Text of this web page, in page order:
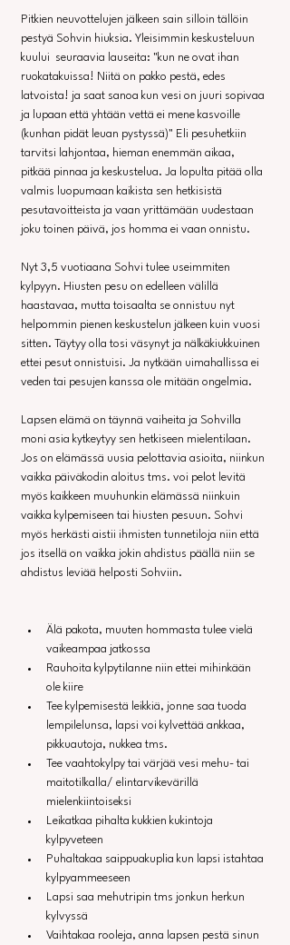
Pitkien neuvottelujen jälkeen sain silloin tällöin
pestyä Sohvin hiuksia. Yleisimmin keskusteluun
kuului  seuraavia lauseita: "kun ne ovat ihan
ruokatakuissa! Niitä on pakko pestä, edes
latvoista! ja saat sanoa kun vesi on juuri sopivaa
ja lupaan että yhtään vettä ei mene kasvoille
(kunhan pidät leuan pystyssä)" Eli pesuhetkiin
tarvitsi lahjontaa, hieman enemmän aikaa,
pitkää pinnaa ja keskustelua. Ja lopulta pitää olla
valmis luopumaan kaikista sen hetkisistä
pesutavoitteista ja vaan yrittämään uudestaan
joku toinen päivä, jos homma ei vaan onnistu.
Nyt 3,5 vuotiaana Sohvi tulee useimmiten
kylpyyn. Hiusten pesu on edelleen välillä
haastavaa, mutta toisaalta se onnistuu nyt
helpommin pienen keskustelun jälkeen kuin vuosi
sitten. Täytyy olla tosi väsynyt ja nälkäkiukkuinen
ettei pesut onnistuisi. Ja nytkään uimahallissa ei
veden tai pesujen kanssa ole mitään ongelmia.
Lapsen elämä on täynnä vaiheita ja Sohvilla
moni asia kytkeytyy sen hetkiseen mielentilaan.
Jos on elämässä uusia pelottavia asioita, niinkun
vaikka päiväkodin aloitus tms. voi pelot levitä
myös kaikkeen muuhunkin elämässä niinkuin
vaikka kylpemiseen tai hiusten pesuun. Sohvi
myös herkästi aistii ihmisten tunnetiloja niin että
jos itsellä on vaikka jokin ahdistus päällä niin se
ahdistus leviää helposti Sohviin.
Älä pakota, muuten hommasta tulee vielä
vaikeampaa jatkossa
Rauhoita kylpytilanne niin ettei mihinkään
ole kiire
Tee kylpemisestä leikkiä, jonne saa tuoda
lempilelunsa, lapsi voi kylvettää ankkaa,
pikkuautoja, nukkea tms.
Tee vaahtokylpy tai värjää vesi mehu- tai
maitotilkalla/ elintarvikevärillä
mielenkiintoiseksi
Leikatkaa pihalta kukkien kukintoja
kylpyveteen
Puhaltakaa saippuakuplia kun lapsi istahtaa
kylpyammeeseen
Lapsi saa mehutripin tms jonkun herkun
kylvyssä
Vaihtakaa rooleja, anna lapsen pestä sinun